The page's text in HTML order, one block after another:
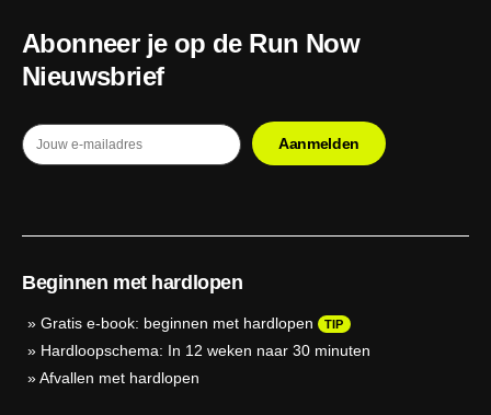
Abonneer je op de Run Now
Nieuwsbrief
Beginnen met hardlopen
» Gratis e-book: beginnen met hardlopen TIP
» Hardloopschema: In 12 weken naar 30 minuten
»Afvallen met hardlopen